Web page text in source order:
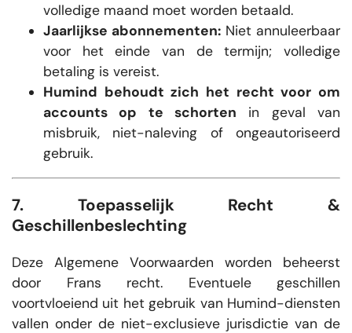
volledige maand moet worden betaald.
Jaarlijkse abonnementen: Niet annuleerbaar
voor het einde van de termijn; volledige
betaling is vereist.
Humind behoudt zich het recht voor om
accounts op te schorten in geval van
misbruik, niet-naleving of ongeautoriseerd
gebruik.
7. Toepasselijk Recht &
Geschillenbeslechting
Deze Algemene Voorwaarden worden beheerst
door Frans recht. Eventuele geschillen
voortvloeiend uit het gebruik van Humind-diensten
vallen onder de niet-exclusieve jurisdictie van de